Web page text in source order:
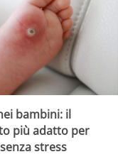
bambini: il
più adatto per
stress